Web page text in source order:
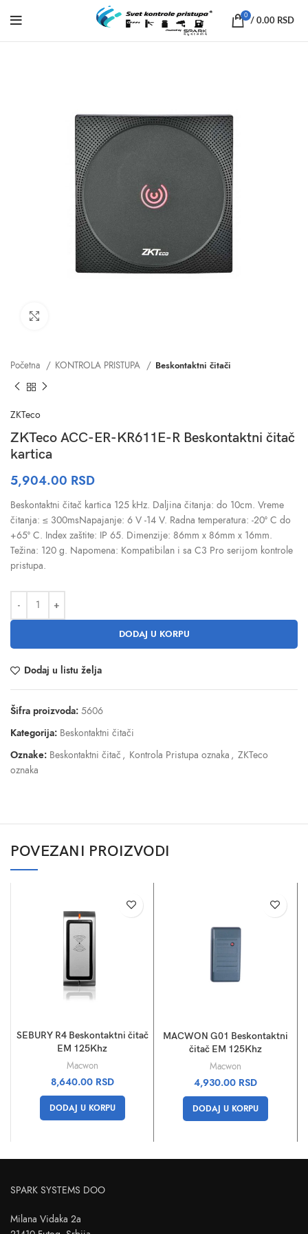
0
/ 0.00 RSD
Početna KONTROLA PRISTUPA Beskontaktni čitači
ZKTeco
ZKTeco ACC-ER-KR611E-R Beskontaktni čitač
kartica
5,904.00 RSD
Beskontaktni čitač kartica 125 kHz. Daljina čitanja: do 10cm. Vreme
čitanja: ≤ 300msNapajanje: 6 V -14 V. Radna temperatura: -20° C do
+65° C. Index zaštite: IP 65. Dimenzije: 86mm x 86mm x 16mm.
Težina: 120 g. Napomena: Kompatibilan i sa C3 Pro serijom kontrole
pristupa.
DODAJ U KORPU
Dodaj u listu želja
Šifra proizvoda: 5606
Kategorija: Beskontaktni čitači
Oznake: Beskontaktni čitač , Kontrola Pristupa oznaka , ZKTeco
oznaka
POVEZANI PROIZVODI
SEBURY R4 Beskontaktni čitač
EM 125Khz
Macwon
8,640.00 RSD
DODAJ U KORPU
MACWON G01 Beskontaktni
čitač EM 125Khz
Macwon
4,930.00 RSD
DODAJ U KORPU
SPARK SYSTEMS DOO
Milana Vidaka 2a